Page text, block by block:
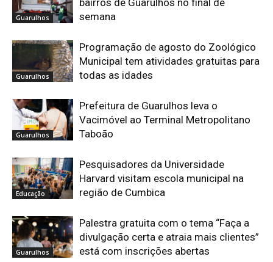
Guarulhos
semana
Guarulhos
Programação de agosto do Zoológico
Municipal tem atividades gratuitas para
todas as idades
Guarulhos
Prefeitura de Guarulhos leva o
Vacimóvel ao Terminal Metropolitano
Taboão
Educação
Pesquisadores da Universidade
Harvard visitam escola municipal na
região de Cumbica
Guarulhos
Palestra gratuita com o tema “Faça a
divulgação certa e atraia mais clientes”
está com inscrições abertas